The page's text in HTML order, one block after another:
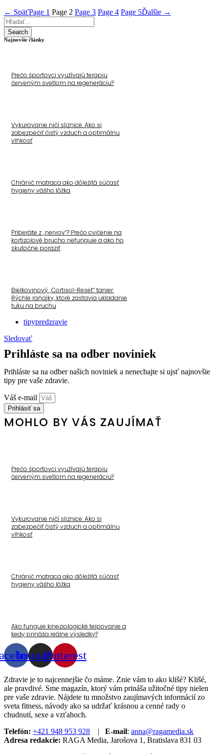
← SpäťPage 1 Page 2 Page 3 Page 4 Page 5Ďalšie →
Search
Najnovšie články
Prečo športovci využívajú terapiu
červeným svetlom na regeneráciu?
Vykurovanie ničí sliznice. Ako si
zabezpečiť čistý vzduch a optimálnu
vlhkosť
Chránič matraca ako dôležitá súčasť
hygieny vášho lôžka
Priberáte z „nervov“? Prečo cvičenie na
kortizolové brucho nefunguje a ako ho
skutočne poraziť
Bielkovinový „Cortisol-Reset“ tanier:
Rýchle raňajky, ktoré zastavia ukladanie
tuku na bruchu
tipypredzravie
Sledovať
Prihláste sa na odber noviniek
Prihláste sa na odber našich noviniek a nenechajte si ujsť najnovšie
tipy pre vaše zdravie.
Váš e-mail
Prihlásiť sa
MOHLO BY VÁS ZAUJÍMAŤ
Prečo športovci využívajú terapiu
červeným svetlom na regeneráciu?
Vykurovanie ničí sliznice. Ako si
zabezpečiť čistý vzduch a optimálnu
vlhkosť
Chránič matraca ako dôležitá súčasť
hygieny vášho lôžka
Ako funguje kineziologické tejpovanie a
kedy prináša reálne výsledky?
InstagramPinterest
Zdravie je to najcennejšie čo máme. Znie vám to ako klišé? Klišé,
ale pravdivé. Sme magazín, ktorý vám prináša užitočné tipy nielen
pre vaše zdravie. Nájdete tu množstvo zaujímavých informácií zo
sveta fitness, návody ako sa udržať krásnou a cenné rady o
chudnutí, sexe a vzťahoch.
Telefón: +421 948 953 928 | E-mail: anna@ragamedia.sk
Adresa redakcie: RAGA Media, Jarošova 1, Bratislava 831 03